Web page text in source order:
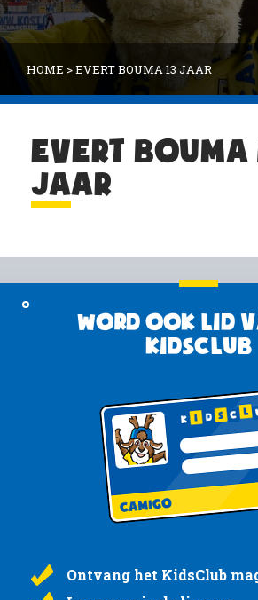
HOME >EVERT BOUMA 13 JAAR
EVERT BOUMA
JAAR
Word ook lid
KidsClub
Ontvang het KidsClub